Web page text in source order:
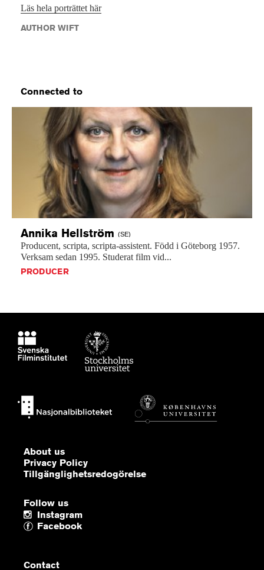
Läs hela porträttet här
AUTHOR WIFT
Connected to
Annika Hellström (SE)
Producent, scripta, scripta-assistent. Född i Göteborg 1957.
Verksam sedan 1995. Studerat film vid...
PRODUCER
About us
Privacy Policy
Tillgänglighetsredogörelse
Follow us
Instagram
Facebook
Contact